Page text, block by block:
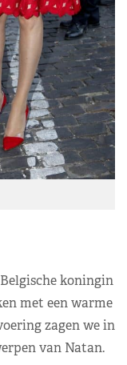
koningin
met een warme
zagen we in
van Natan.